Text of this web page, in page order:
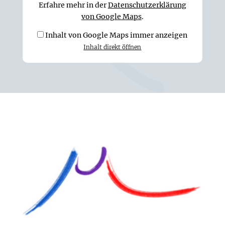
Erfahre mehr in derDatenschutzerklärung
von Google Maps.
Inhalt von Google Maps immer anzeigen
Inhalt direkt öffnen